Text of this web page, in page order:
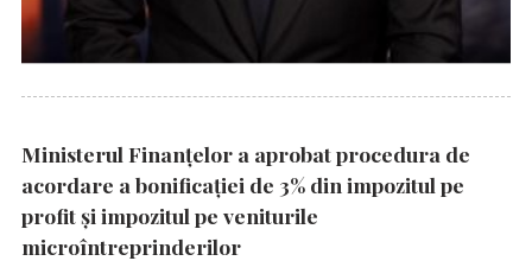
Ministerul Finanțelor a aprobat procedura de
acordare a bonificației de 3% din impozitul pe
profit și impozitul pe veniturile
microîntreprinderilor